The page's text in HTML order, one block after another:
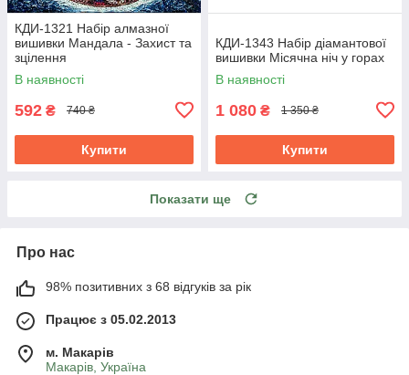
КДИ-1321 Набір алмазної
вишивки Мандала - Захист та
зцілення
В наявності
592 ₴ 740 ₴
Купити
КДИ-1343 Набір діамантової
вишивки Місячна ніч у горах
В наявності
1 080 ₴ 1 350 ₴
Купити
Показати ще
Про нас
98% позитивних з 68 відгуків за рік
Працює з 05.02.2013
м. Mакарів
Mакарів, Україна